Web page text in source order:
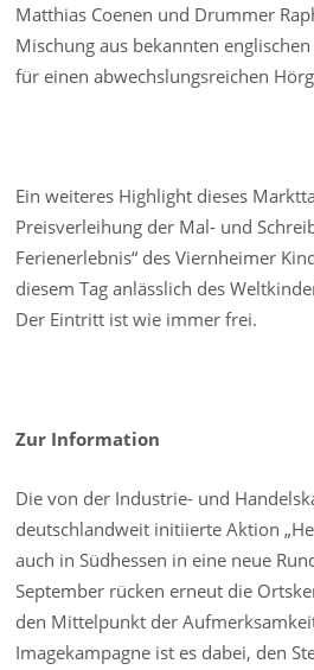
Matthias Coenen und Drummer
Mischung aus bekannten
für einen abwechslungsreichen
Ein weiteres Highlight dieses
Preisverleihung der Mal- und
Ferienerlebnis“ des Viernheimer
diesem Tag anlässlich des
Der Eintritt ist wie immer frei.
Zur Information
Die von der Industrie- und
deutschlandweit initiierte Aktion
auch in Südhessen in eine neue
September rücken erneut die
den Mittelpunkt der
Imagekampagne ist es dabei, den